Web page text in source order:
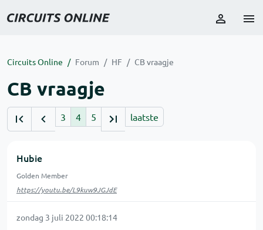
Circuits Online Forum HF CB vraagje
CB vraagje
3 4 5 laatste
Hubie
Golden Member
https://youtu.be/L9kuw9JGJdE
zondag 3 juli 2022 00:18:14